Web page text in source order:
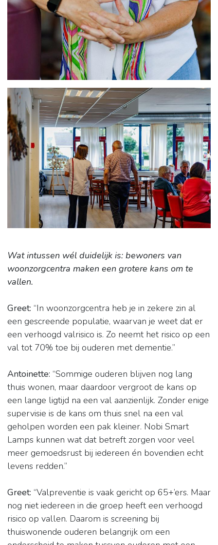
Wat intussen wél duidelijk is: bewoners van
woonzorgcentra maken een grotere kans om te
vallen.
Greet: “In woonzorgcentra heb je in zekere zin al
een gescreende populatie, waarvan je weet dat er
een verhoogd valrisico is. Zo neemt het risico op een
val tot 70% toe bij ouderen met dementie.”
Antoinette: “Sommige ouderen blijven nog lang
thuis wonen, maar daardoor vergroot de kans op
een lange ligtijd na een val aanzienlijk. Zonder enige
supervisie is de kans om thuis snel na een val
geholpen worden een pak kleiner. Nobi Smart
Lamps kunnen wat dat betreft zorgen voor veel
meer gemoedsrust bij iedereen én bovendien echt
levens redden.”
Greet: “Valpreventie is vaak gericht op 65+’ers. Maar
nog niet iedereen in die groep heeft een verhoogd
risico op vallen. Daarom is screening bij
thuiswonende ouderen belangrijk om een